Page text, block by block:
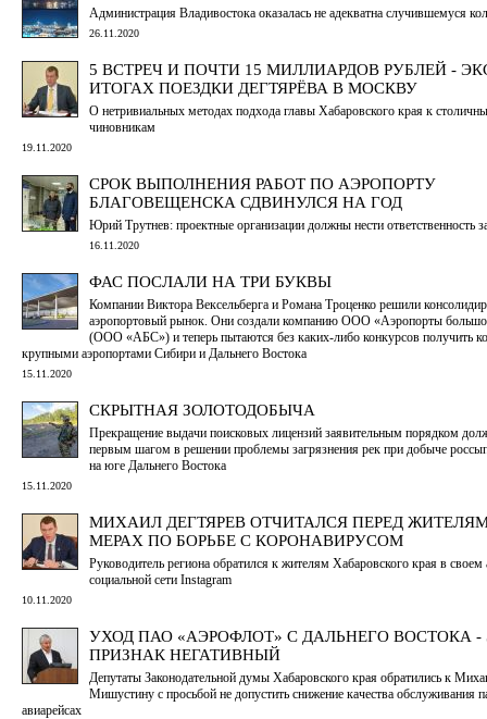
Администрация Владивостока оказалась не адекватна случившемуся
26.11.2020
5 ВСТРЕЧ И ПОЧТИ 15 МИЛЛИАРДОВ РУБЛЕЙ -
ИТОГАХ ПОЕЗДКИ ДЕГТЯРЁВА В МОСКВУ
О нетривиальных методах подхода главы Хабаровского края к
чиновникам
19.11.2020
СРОК ВЫПОЛНЕНИЯ РАБОТ ПО АЭРОПОРТУ
БЛАГОВЕЩЕНСКА СДВИНУЛСЯ НА ГОД
Юрий Трутнев: проектные организации должны нести ответственность
16.11.2020
ФАС ПОСЛАЛИ НА ТРИ БУКВЫ
Компании Виктора Вексельберга и Романа Троценко решили
аэропортовый рынок. Они создали компанию ООО «Аэропорты
(ООО «АБС») и теперь пытаются без каких-либо конкурсов получить
крупными аэропортами Сибири и Дальнего Востока
15.11.2020
СКРЫТНАЯ ЗОЛОТОДОБЫЧА
Прекращение выдачи поисковых лицензий заявительным порядком
первым шагом в решении проблемы загрязнения рек при добыче
на юге Дальнего Востока
15.11.2020
МИХАИЛ ДЕГТЯРЕВ ОТЧИТАЛСЯ ПЕРЕД
МЕРАХ ПО БОРЬБЕ С КОРОНАВИРУСОМ
Руководитель региона обратился к жителям Хабаровского края в своем
социальной сети Instagram
10.11.2020
УХОД ПАО «АЭРОФЛОТ» С ДАЛЬНЕГО ВОСТОКА -
ПРИЗНАК НЕГАТИВНЫЙ
Депутаты Законодательной думы Хабаровского края обратились к
Мишустину с просьбой не допустить снижение качества обслуживания
авиарейсах